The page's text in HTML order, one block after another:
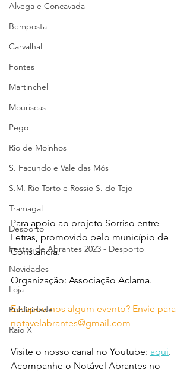
Alvega e Concavada
Bemposta
Carvalhal
Fontes
Martinchel
Mouriscas
Pego
Rio de Moinhos
S. Facundo e Vale das Mós
S.M. Rio Torto e Rossio S. do Tejo
Tramagal
Desporto
Festas de Abrantes 2023 - Desporto
Novidades
Loja
Publicidade
Raio X
Para apoio ao projeto Sorriso entre
Letras, promovido pelo município de
Constância.
Organização: Associação Aclama.
Escapou-nos algum evento? Envie para
notavelabrantes@gmail.com
Visite o nosso canal no Youtube: aqui.
Acompanhe o Notável Abrantes no